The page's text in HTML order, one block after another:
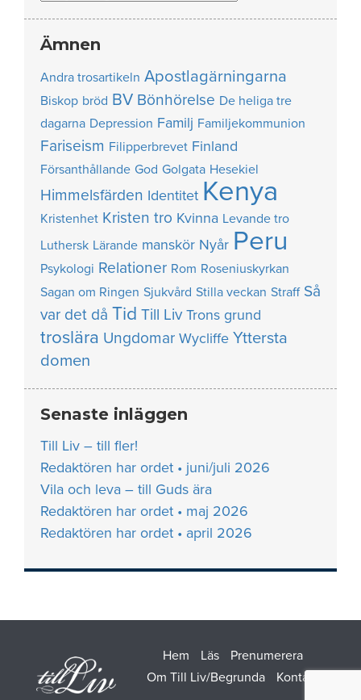
Ämnen
Andra trosartikeln Apostlagärningarna
Biskop bröd BV Bönhörelse De heliga tre
dagarna Depression Familj Familjekommunion
Fariseism Filipperbrevet Finland
Försanthållande God Golgata Hesekiel
Himmelsfärden Identitet Kenya
Kristenhet Kristen tro Kvinna Levande tro
Luthersk Lärande manskör Nyår Peru
Psykologi Relationer Rom Roseniuskyrkan
Sagan om Ringen Sjukvård Stilla veckan Straff Så
var det då Tid Till Liv Trons grund
troslära Ungdomar Wycliffe Yttersta
domen
Senaste inläggen
Till Liv – till fler!
Redaktören har ordet • juni/juli 2026
Vila och leva – till Guds ära
Redaktören har ordet • maj 2026
Redaktören har ordet • april 2026
Hem Läs
Prenumerera
Om Till Liv/Begrunda
Kontakt